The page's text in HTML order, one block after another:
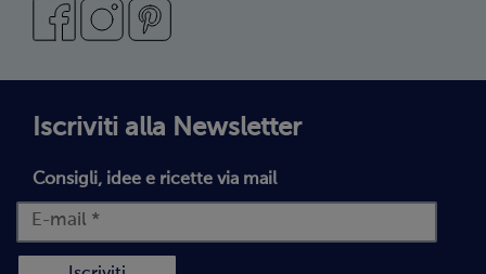
Segnalazioni Whistleblowing
Iscriviti alla Newsletter
Consigli, idee e ricette via mail